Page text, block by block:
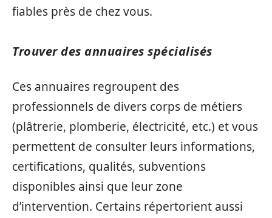
fiables près de chez vous.
Trouver des annuaires spécialisés
Ces annuaires regroupent des
professionnels de divers corps de métiers
(plâtrerie, plomberie, électricité, etc.) et vous
permettent de consulter leurs informations,
certifications, qualités, subventions
disponibles ainsi que leur zone
d’intervention. Certains répertorient aussi